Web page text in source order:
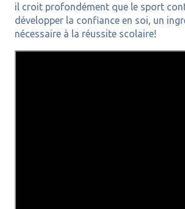
il croit profondément que le sport
développer la confiance en soi, un
nécessaire à la réussite scolaire!